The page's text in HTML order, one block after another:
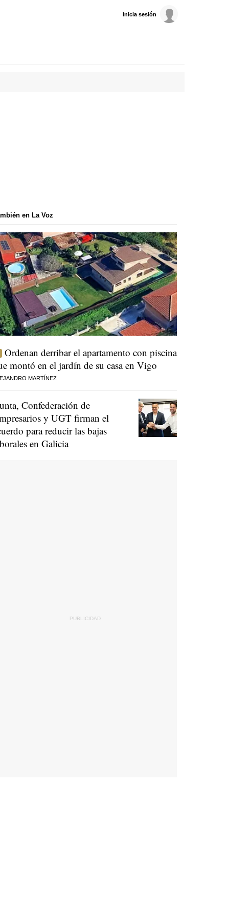
Inicia sesión
en La Voz
Ordenan derribar el apartamento con piscina
montó en el jardín de su casa en Vigo
MARTÍNEZ
Confederación de
y UGT firman el
para reducir las bajas
en Galicia